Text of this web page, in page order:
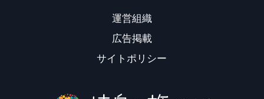
運営組織
広告掲載
サイトポリシー